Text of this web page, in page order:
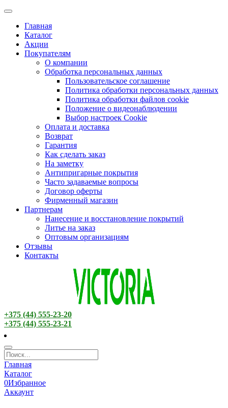
Главная
Каталог
Акции
Покупателям
О компании
Обработка персональных данных
Пользовательское соглашение
Политика обработки персональных данных
Политика обработки файлов cookie
Положение о видеонаблюдении
Выбор настроек Cookie
Оплата и доставка
Возврат
Гарантия
Как сделать заказ
На заметку
Антипригарные покрытия
Часто задаваемые вопросы
Договор оферты
Фирменный магазин
Партнерам
Нанесение и восстановление покрытий
Литье на заказ
Оптовым организациям
Отзывы
Контакты
+375 (44) 555-23-20
+375 (44) 555-23-21
Главная
Каталог
0Избранное
Аккаунт